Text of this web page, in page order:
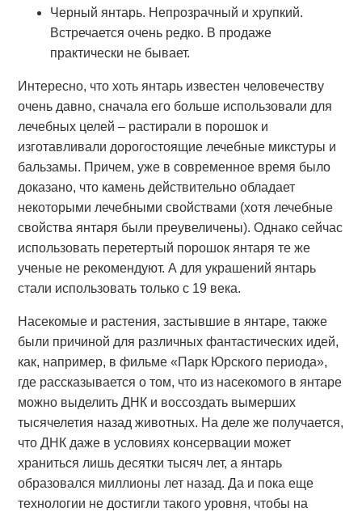
Черный янтарь. Непрозрачный и хрупкий.
Встречается очень редко. В продаже
практически не бывает.
Интересно, что хоть янтарь известен человечеству
очень давно, сначала его больше использовали для
лечебных целей – растирали в порошок и
изготавливали дорогостоящие лечебные микстуры и
бальзамы. Причем, уже в современное время было
доказано, что камень действительно обладает
некоторыми лечебными свойствами (хотя лечебные
свойства янтаря были преувеличены). Однако сейчас
использовать перетертый порошок янтаря те же
ученые не рекомендуют. А для украшений янтарь
стали использовать только с 19 века.
Насекомые и растения, застывшие в янтаре, также
были причиной для различных фантастических идей,
как, например, в фильме «Парк Юрского периода»,
где рассказывается о том, что из насекомого в янтаре
можно выделить ДНК и воссоздать вымерших
тысячелетия назад животных. На деле же получается,
что ДНК даже в условиях консервации может
храниться лишь десятки тысяч лет, а янтарь
образовался миллионы лет назад. Да и пока еще
технологии не достигли такого уровня, чтобы на